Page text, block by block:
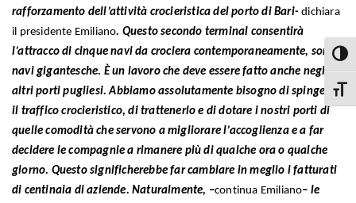
rafforzamento dell’attività crocieristica del porto di Bari-dichiara
il presidente Emiliano. Questo secondo terminal consentirà
l’attracco di cinque navi da crociera contemporaneamente, sono
navi gigantesche. È un lavoro che deve essere fatto anche negli
altri porti pugliesi. Abbiamo assolutamente bisogno di spingere
il traffico crocieristico, di trattenerlo e di dotare i nostri porti di
quelle comodità che servono a migliorare l’accoglienza e a far
decidere le compagnie a rimanere più di qualche ora o qualche
giorno. Questo significherebbe far cambiare in meglio i fatturati
di centinaia di aziende. Naturalmente, –continua Emiliano– le